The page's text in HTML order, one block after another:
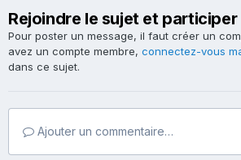
Rejoindre le sujet et participer
Pour poster un message, il faut créer un
avez un compte membre, connectez-vous
dans ce sujet.
Ajouter un commentaire…